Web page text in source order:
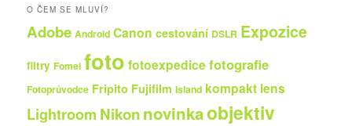
O ČEM SE MLUVÍ?
Adobe Android Canon cestování DSLR Expozice
filtry Fomei foto fotoexpedice fotografie
Fotoprůvodce Fripito Fujifilm Island kompakt lens
Lightroom Nikonnovinkaobjektiv